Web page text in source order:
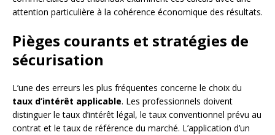
attention particulière à la cohérence économique des résultats.
Pièges courants et stratégies de
sécurisation
L’une des erreurs les plus fréquentes concerne le choix du
taux d’intérêt applicable. Les professionnels doivent
distinguer le taux d’intérêt légal, le taux conventionnel prévu au
contrat et le taux de référence du marché. L’application d’un